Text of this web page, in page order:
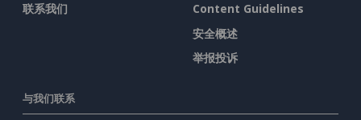
联系我们
Content Guidelines
安全概述
举报投诉
与我们联系